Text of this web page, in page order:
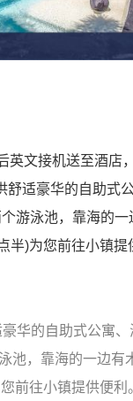
英文接机送至酒店
适豪华的自助式
游泳池，靠海的
)为您前往小镇提
华的自助式公寓
池，靠海的一边
前往小镇提供便利